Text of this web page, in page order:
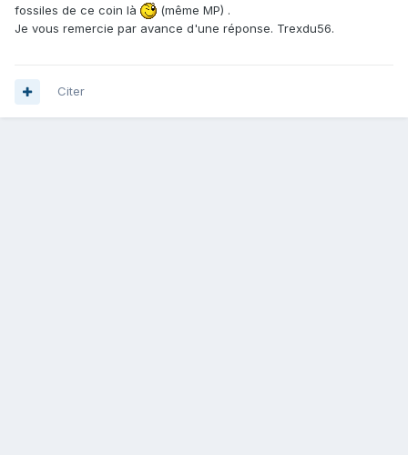
fossiles de ce coin là
(même MP) .
Je vous remercie par avance d'une réponse. Trexdu56.
Citer